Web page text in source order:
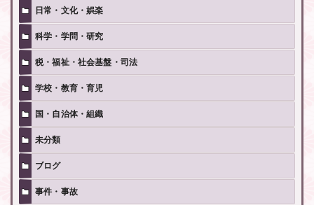
日常・文化・娯楽
科学・学問・研究
税・福祉・社会基盤・司法
学校・教育・育児
国・自治体・組織
未分類
ブログ
事件・事故